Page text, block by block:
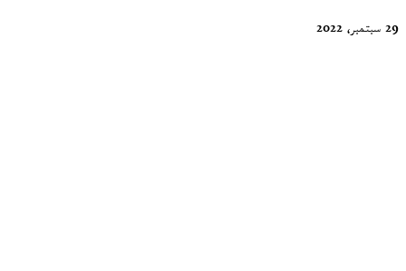
29 سبتمبر، 2022